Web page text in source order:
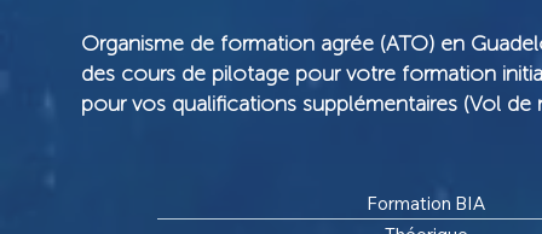
Organisme de formation agrée (ATO) en
des cours de pilotage pour votre formation
pour vos qualifications supplémentaires (Vol de
Formation BIA